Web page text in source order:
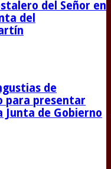
del Señor en
del
de
para presentar
Junta de Gobierno